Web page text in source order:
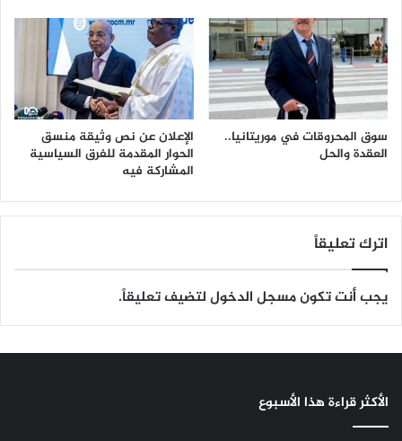
سوق المحروقات في موريتانيا..
العقدة والحل
الإعلان عن نص وثيقة منسق
الحوار المقدمة للفرق السياسية
المشاركة فيه
اترك تعليقاً
يجب أنت تكونمسجل الدخوللتضيف تعليقاً.
الأكثر قراءة هذا الأسبوع